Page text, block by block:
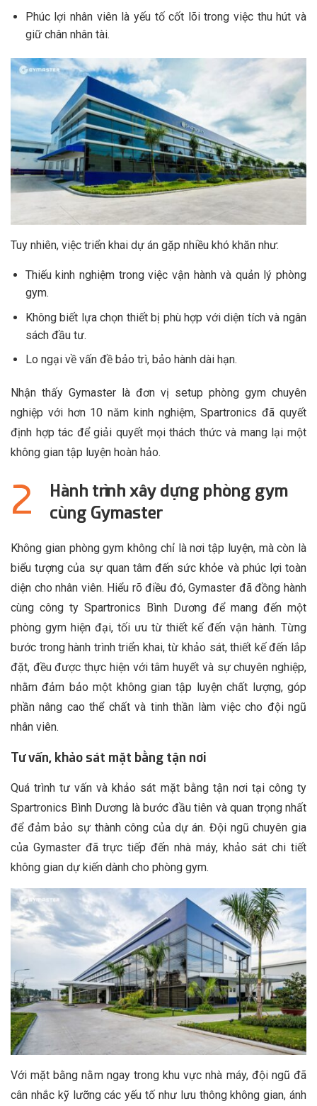
Phúc lợi nhân viên là yếu tố cốt lõi trong việc thu hút và
giữ chân nhân tài.
Tuy nhiên, việc triển khai dự án gặp nhiều khó khăn như:
Thiếu kinh nghiệm trong việc vận hành và quản lý phòng
gym.
Không biết lựa chọn thiết bị phù hợp với diện tích và ngân
sách đầu tư.
Lo ngại về vấn đề bảo trì, bảo hành dài hạn.
Nhận thấy Gymaster là đơn vị setup phòng gym chuyên
nghiệp với hơn 10 năm kinh nghiệm, Spartronics đã quyết
định hợp tác để giải quyết mọi thách thức và mang lại một
không gian tập luyện hoàn hảo.
Hành trình xây dựng phòng gym
cùng Gymaster
Không gian phòng gym không chỉ là nơi tập luyện, mà còn là
biểu tượng của sự quan tâm đến sức khỏe và phúc lợi toàn
diện cho nhân viên. Hiểu rõ điều đó, Gymaster đã đồng hành
cùng công ty Spartronics Bình Dương để mang đến một
phòng gym hiện đại, tối ưu từ thiết kế đến vận hành. Từng
bước trong hành trình triển khai, từ khảo sát, thiết kế đến lắp
đặt, đều được thực hiện với tâm huyết và sự chuyên nghiệp,
nhằm đảm bảo một không gian tập luyện chất lượng, góp
phần nâng cao thể chất và tinh thần làm việc cho đội ngũ
nhân viên.
Tư vấn, khảo sát mặt bằng tận nơi
Quá trình tư vấn và khảo sát mặt bằng tận nơi tại công ty
Spartronics Bình Dương là bước đầu tiên và quan trọng nhất
để đảm bảo sự thành công của dự án. Đội ngũ chuyên gia
của Gymaster đã trực tiếp đến nhà máy, khảo sát chi tiết
không gian dự kiến dành cho phòng gym.
Với mặt bằng nằm ngay trong khu vực nhà máy, đội ngũ đã
cân nhắc kỹ lưỡng các yếu tố như lưu thông không gian, ánh